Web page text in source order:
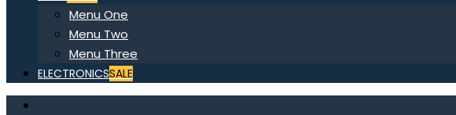
Menu One
Menu Two
Menu Three
ELECTRONICSSALE